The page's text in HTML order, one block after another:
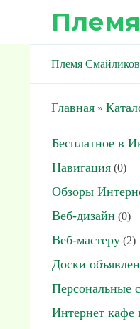
Племя Смайликов
Главная »
Бесплатное в
Навигация (0)
Обзоры
Веб-дизайн (0)
Веб-мастеру (2)
Доски
Персональные
Интернет кафе